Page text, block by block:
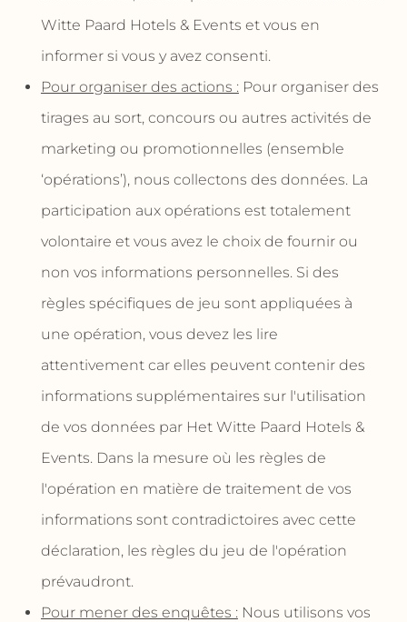
Witte Paard Hotels & Events et vous en
informer si vous y avez consenti.
Pour organiser des actions :Pour organiser des
tirages au sort, concours ou autres activités de
marketing ou promotionnelles (ensemble
‘opérations’), nous collectons des données. La
participation aux opérations est totalement
volontaire et vous avez le choix de fournir ou
non vos informations personnelles. Si des
règles spécifiques de jeu sont appliquées à
une opération, vous devez les lire
attentivement car elles peuvent contenir des
informations supplémentaires sur l'utilisation
de vos données par Het Witte Paard Hotels &
Events. Dans la mesure où les règles de
l'opération en matière de traitement de vos
informations sont contradictoires avec cette
déclaration, les règles du jeu de l'opération
prévaudront.
Pour mener des enquêtes :Nous utilisons vos